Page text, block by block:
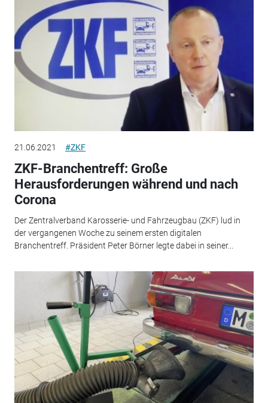
21.06.2021 #ZKF
ZKF-Branchentreff: Große
Herausforderungen während und nach
Corona
Der Zentralverband Karosserie- und Fahrzeugbau (ZKF) lud in
der vergangenen Woche zu seinem ersten digitalen
Branchentreff. Präsident Peter Börner legte dabei in seiner...